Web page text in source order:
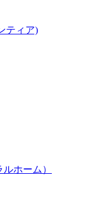
ティア)
ホーム）